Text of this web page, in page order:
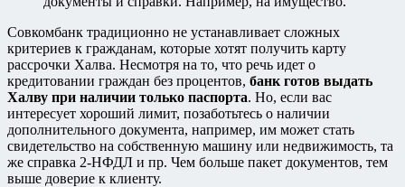
Совкомбанк традиционно не устанавливает сложных
критериев к гражданам, которые хотят получить карту
рассрочки Халва. Несмотря на то, что речь идет о
кредитовании граждан без процентов, банк готов выдать
Халву при наличии только паспорта. Но, если вас
интересует хороший лимит, позаботьтесь о наличии
дополнительного документа, например, им может стать
свидетельство на собственную машину или недвижимость, та
же справка 2-НФДЛ и пр. Чем больше пакет документов, тем
выше доверие к клиенту.